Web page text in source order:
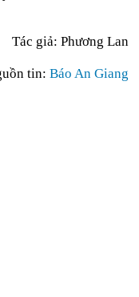
Tác giả: Phương Lan
tin: Báo An Giang